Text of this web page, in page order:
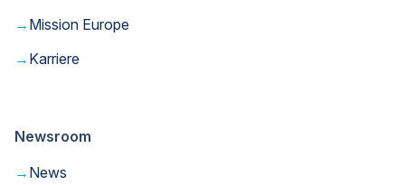
→ Mission Europe
→ Karriere
Newsroom
→ News